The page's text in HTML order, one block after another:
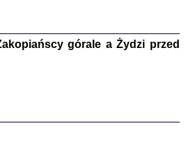
górale a Żydzi przed